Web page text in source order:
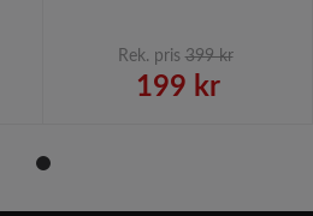
Rek. pris 399 kr
199 kr